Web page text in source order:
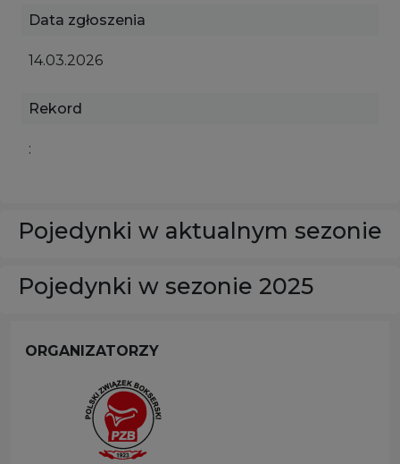
Data zgłoszenia
14.03.2026
Rekord
:
Pojedynki w aktualnym sezonie
Pojedynki w sezonie 2025
ORGANIZATORZY